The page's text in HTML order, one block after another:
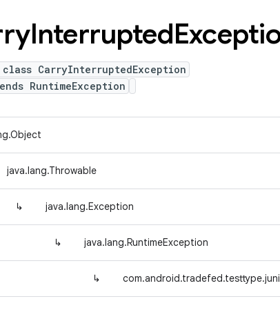
Interrupted
CarryInterruptedException
RuntimeException
java.lang.Throwable
↳ java.lang.Exception
↳ java.lang.RuntimeException
↳